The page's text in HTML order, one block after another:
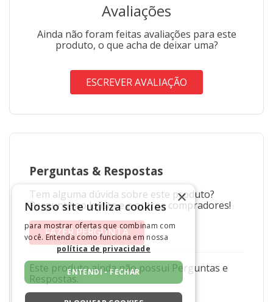
Avaliações
Ainda não foram feitas avaliações para este
produto, o que acha de deixar uma?
ESCREVER AVALIAÇÃO
Perguntas & Respostas
Tem alguma dúvida sobre este produto?
Pergunte ao lojista e a outros compradores!
FAZER PERGUNTA
Este produto ainda não possui Perguntas e
Respostas.
×
Nosso site utiliza cookies
para mostrar ofertas que combinam com
você. Entenda como funciona em nossa
política de privacidade
ENTENDI - FECHAR